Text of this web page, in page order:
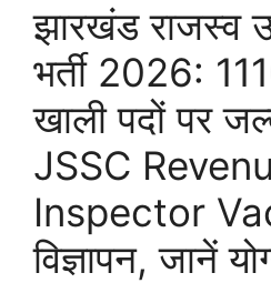
झारखंड राजस्व
भर्ती 2026:
खाली पदों पर
JSSC
Inspector
विज्ञापन, जानें